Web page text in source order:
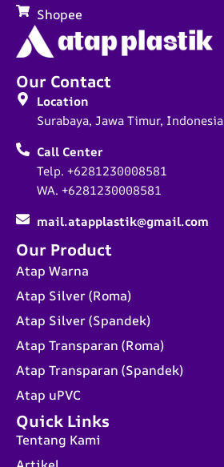
Quick Links
Tentang Kami
Our Product
Atap Warna
Atap Silver (Roma)
Atap Silver (Spandek)
Atap Transparan (Roma)
Atap Transparan (Spandek)
Atap uPVC
Our Contact
Location
Surabaya, Jawa Timur, Indonesia
Call Center
Telp. +6281230008581
WA. +6281230008581
mail.atapplastik@gmail.com
Shopee